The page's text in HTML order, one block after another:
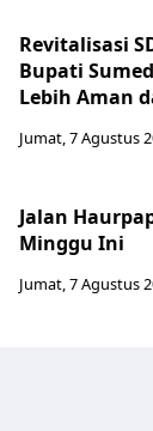
Revitalisasi
Bupati
Lebih Aman
Jumat, 7 Agustus
Jalan
Minggu Ini
Jumat, 7 Agustus